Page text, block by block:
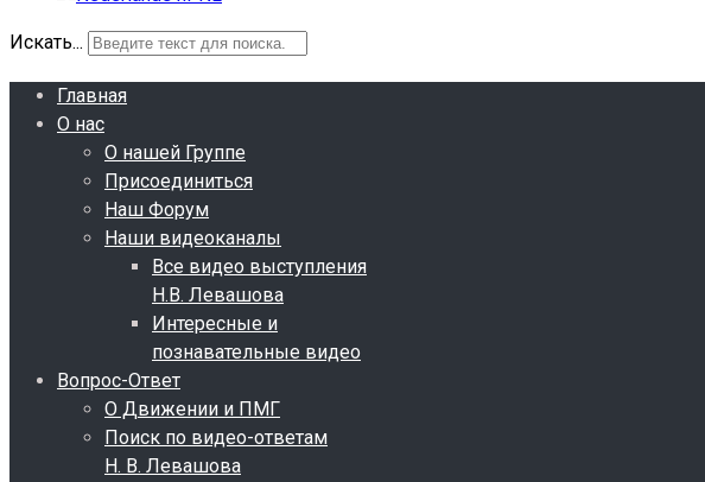
Искать...
Главная
О нас
О нашей Группе
Присоединиться
Наш Форум
Наши видеоканалы
Все видео выступления
Н.В. Левашова
Интересные и
познавательные видео
Вопрос-Ответ
О Движении и ПМГ
Поиск по видео-ответам
Н. В. Левашова